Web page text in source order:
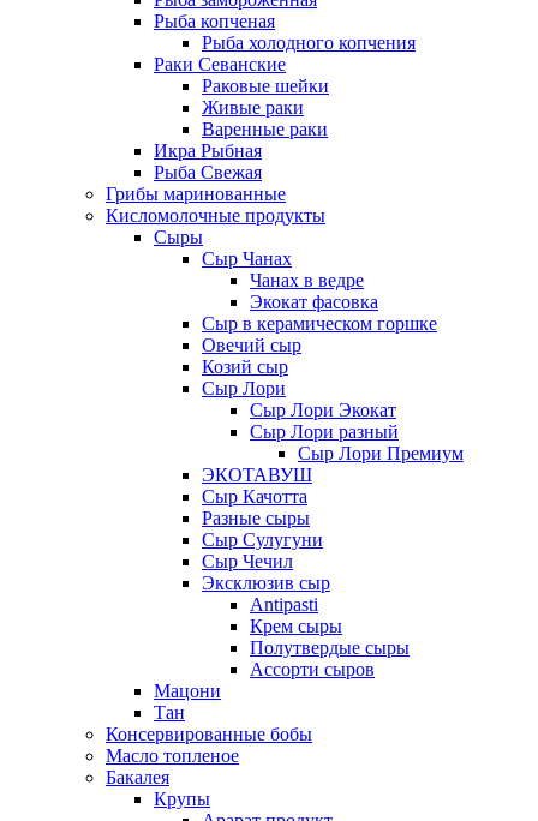
Рыба копченая
Рыба холодного копчения
Раки Севанские
Раковые шейки
Живые раки
Варенные раки
Икра Рыбная
Рыба Свежая
Грибы маринованные
Кисломолочные продукты
Сыры
Сыр Чанах
Чанах в ведре
Экокат фасовка
Сыр в керамическом горшке
Овечий сыр
Козий сыр
Сыр Лори
Сыр Лори Экокат
Сыр Лори разный
Сыр Лори Премиум
ЭКОТАВУШ
Сыр Качотта
Разные сыры
Сыр Сулугуни
Сыр Чечил
Эксклюзив сыр
Antipasti
Крем сыры
Полутвердые сыры
Ассорти сыров
Мацони
Тан
Консервированные бобы
Масло топленое
Бакалея
Крупы